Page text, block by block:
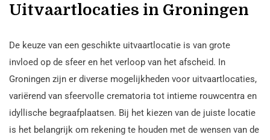
Uitvaartlocaties in Groningen
De keuze van een geschikte uitvaartlocatie is van grote
invloed op de sfeer en het verloop van het afscheid. In
Groningen zijn er diverse mogelijkheden voor uitvaartlocaties,
variërend van sfeervolle crematoria tot intieme rouwcentra en
idyllische begraafplaatsen. Bij het kiezen van de juiste locatie
is het belangrijk om rekening te houden met de wensen van de